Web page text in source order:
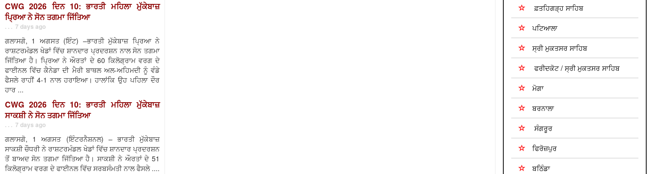
CWG 2026 ਦਿਨ 10: ਭਾਰਤੀ ਮਹਿਲਾ ਮੁੱਕੇਬਾਜ਼
ਪ੍ਰਿਆ ਨੇ ਸੋਨ ਤਗਮਾ ਜਿੱਤਿਆ
. . . 7 days ago
ਗਲਾਸਗੋ, 1 ਅਗਸਤ (ਇੰਟ) –ਭਾਰਤੀ ਮੁੱਕੇਬਾਜ਼ ਪ੍ਰਿਆ ਨੇ
ਰਾਸ਼ਟਰਮੰਡਲ ਖੇਡਾਂ ਵਿੱਚ ਸ਼ਾਨਦਾਰ ਪ੍ਰਦਰਸ਼ਨ ਨਾਲ ਸੋਨ ਤਗਮਾ
ਜਿੱਤਿਆ ਹੈ। ਪ੍ਰਿਆ ਨੇ ਔਰਤਾਂ ਦੇ 60 ਕਿਲੋਗ੍ਰਾਮ ਵਰਗ ਦੇ
ਫਾਈਨਲ ਵਿੱਚ ਕੈਨੇਡਾ ਦੀ ਮੈਰੀ ਬਾਥਲ ਅਲ-ਅਹਿਮਦੀ ਨੂੰ ਵੰਡੇ
ਫੈਸਲੇ ਰਾਹੀਂ 4-1 ਨਾਲ ਹਰਾਇਆ। ਹਾਲਾਂਕਿ ਉਹ ਪਹਿਲਾ ਦੌਰ
ਹਾਰ ...
CWG 2026 ਦਿਨ 10: ਭਾਰਤੀ ਮਹਿਲਾ ਮੁੱਕੇਬਾਜ਼
ਸਾਕਸ਼ੀ ਨੇ ਸੋਨ ਤਗਮਾ ਜਿੱਤਿਆ
. . . 7 days ago
ਗਲਾਸਗੋ, 1 ਅਗਸਤ (ਇੰਟਰਨੈਸ਼ਨਲ) – ਭਾਰਤੀ ਮੁੱਕੇਬਾਜ਼
ਸਾਕਸ਼ੀ ਚੌਧਰੀ ਨੇ ਰਾਸ਼ਟਰਮੰਡਲ ਖੇਡਾਂ ਵਿੱਚ ਸ਼ਾਨਦਾਰ ਪ੍ਰਦਰਸ਼ਨ
ਤੋਂ ਬਾਅਦ ਸੋਨ ਤਗਮਾ ਜਿੱਤਿਆ ਹੈ। ਸਾਕਸ਼ੀ ਨੇ ਔਰਤਾਂ ਦੇ 51
ਕਿਲੋਗ੍ਰਾਮ ਵਰਗ ਦੇ ਫਾਈਨਲ ਵਿੱਚ ਸਰਬਸੰਮਤੀ ਨਾਲ ਫੈਸਲੇ ....
ਫ਼ਤਹਿਗੜ੍ਹ ਸਾਹਿਬ
ਪਟਿਆਲਾ
ਸ੍ਰੀ ਮੁਕਤਸਰ ਸਾਹਿਬ
ਫਰੀਦਕੋਟ / ਸ੍ਰੀ ਮੁਕਤਸਰ ਸਾਹਿਬ
ਮੋਗਾ
ਬਰਨਾਲਾ
ਸੰਗਰੂਰ
ਫਿਰੋਜ਼ਪੁਰ
ਬਠਿੰਡਾ